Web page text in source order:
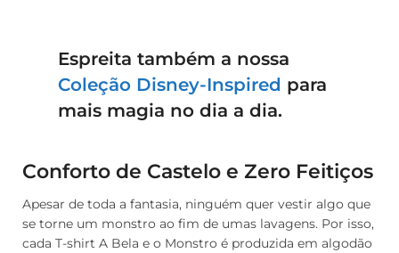
Espreita também a nossa
Coleção Disney-Inspired para
mais magia no dia a dia.
Conforto de Castelo e Zero Feitiços
Apesar de toda a fantasia, ninguém quer vestir algo que
se torne um monstro ao fim de umas lavagens. Por isso,
cada T-shirt A Bela e o Monstro é produzida em algodão